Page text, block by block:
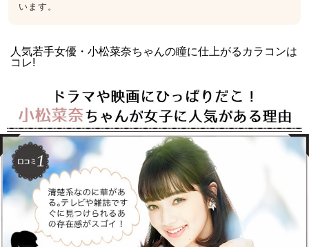
います。
人気若手女優・小松菜奈ちゃんの瞳に仕上がるカラコンは
コレ!